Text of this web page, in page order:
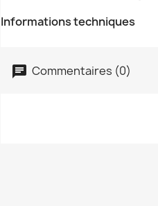
Informations techniques
Commentaires (0)